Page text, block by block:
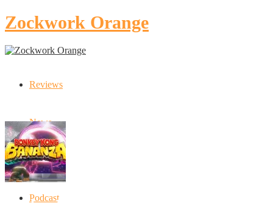
Zockwork Orange
Reviews
News
Artikel
Podcast
Donkey Kong Bananza: “Ich mache alles